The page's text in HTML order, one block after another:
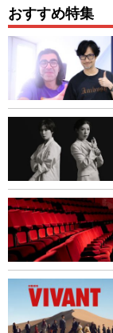
おすすめ特集